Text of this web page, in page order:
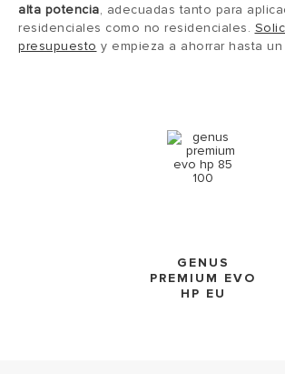
alta potencia, adecuadas tanto para
residenciales como no residenciales.
presupuesto y empieza a ahorrar hasta un
GENUS
PREMIUM EVO
HP EU